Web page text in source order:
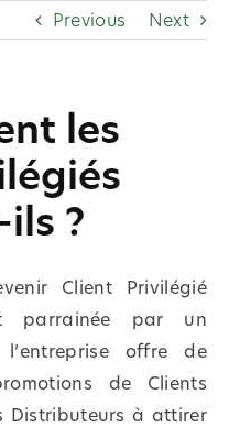
Previous Next
les
?
Client Privilégié
parrainée par un
offre de
de Clients
Distributeurs à attirer